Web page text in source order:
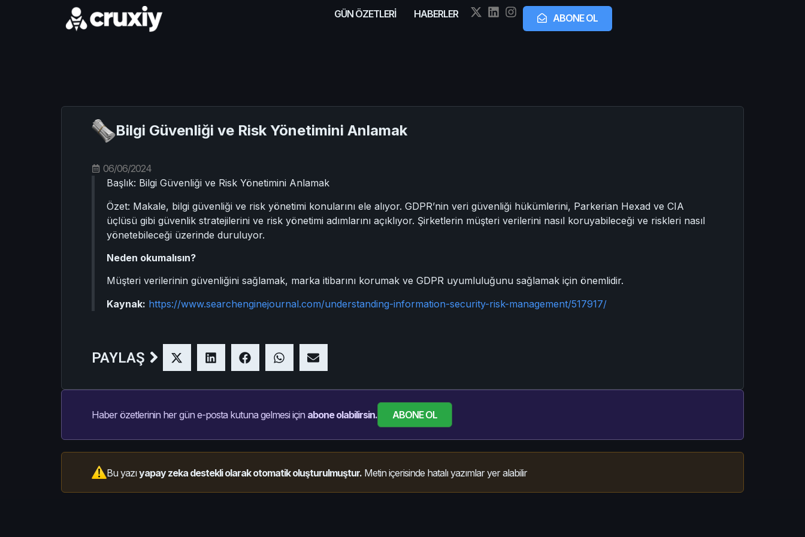
GÜN ÖZETLERİ HABERLER ABONE OL
Bilgi Güvenliği ve Risk Yönetimini Anlamak
06/06/2024
Başlık: Bilgi Güvenliği ve Risk Yönetimini Anlamak
Özet: Makale, bilgi güvenliği ve risk yönetimi konularını ele alıyor. GDPR’nin veri güvenliği hükümlerini, Parkerian Hexad ve CIA
üçlüsü gibi güvenlik stratejilerini ve risk yönetimi adımlarını açıklıyor. Şirketlerin müşteri verilerini nasıl koruyabileceği ve riskleri nasıl
yönetebileceği üzerinde duruluyor.
Neden okumalısın?
Müşteri verilerinin güvenliğini sağlamak, marka itibarını korumak ve GDPR uyumluluğunu sağlamak için önemlidir.
Kaynak: https://www.searchenginejournal.com/understanding-information-security-risk-management/517917/
PAYLAŞ
Haber özetlerinin her gün e-posta kutuna gelmesi için abone olabilirsin. ABONE OL
Bu yazıyapay zeka destekli olarak otomatik oluşturulmuştur. Metin içerisinde hatalı yazımlar yer alabilir